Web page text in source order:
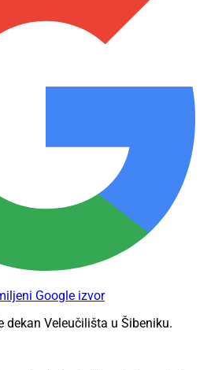
Google izvor
dekan Veleučilišta u Šibeniku.